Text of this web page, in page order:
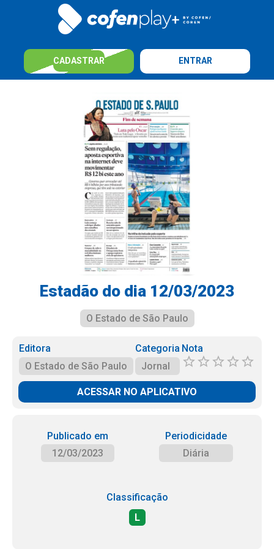
CADASTRAR ENTRAR
Estadão do dia 12/03/2023
O Estado de São Paulo
Editora
O Estado de São Paulo
Categoria
Jornal
Nota
ACESSAR NO APLICATIVO
Publicado em
12/03/2023
Periodicidade
Diária
Classificação
L